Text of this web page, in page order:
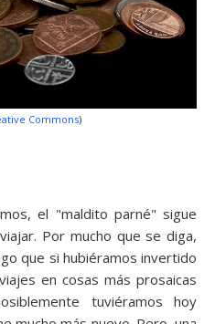
Commons)
el "maldito parné" sigue
Por mucho que se diga,
que si hubiéramos invertido
en cosas más prosaicas
tuviéramos hoy